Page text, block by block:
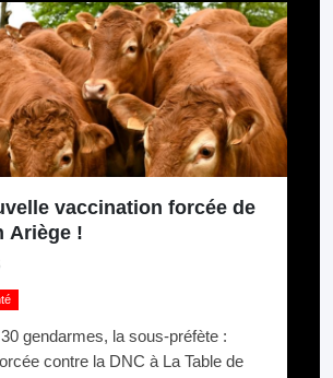
vaccination forcée de
Ariège !
gendarmes, la sous-préfète :
contre la DNC à La Table de